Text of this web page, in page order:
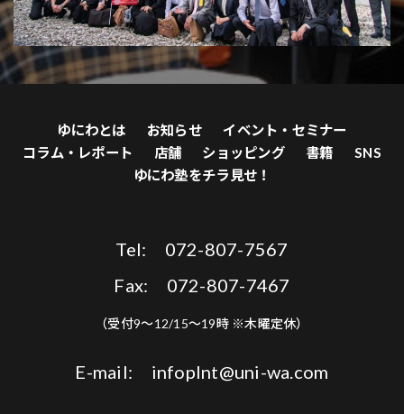
ゆにわとは お知らせ
イベント・セミナー
コラム・レポート
店舗 ショッピング 書籍
SNS
ゆにわ塾をチラ見せ！
Tel: 072-807-7567
Fax: 072-807-7467
（受付9〜12/15〜19時 ※木曜定休）
E-mail: infoplnt@uni-wa.com